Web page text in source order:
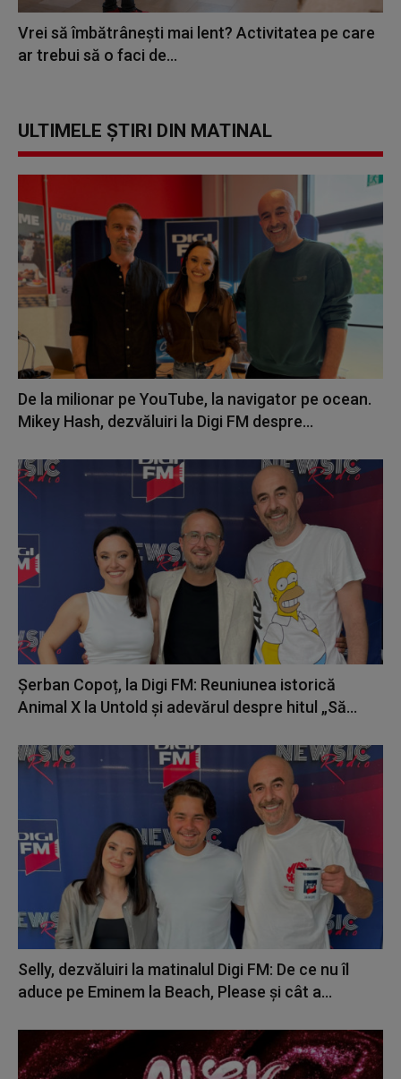
Vrei să îmbătrânești mai lent? Activitatea pe care
ar trebui să o faci de...
ULTIMELE ȘTIRI DIN MATINAL
De la milionar pe YouTube, la navigator pe ocean.
Mikey Hash, dezvăluiri la Digi FM despre...
Șerban Copoț, la Digi FM: Reuniunea istorică
Animal X la Untold și adevărul despre hitul „Să...
Selly, dezvăluiri la matinalul Digi FM: De ce nu îl
aduce pe Eminem la Beach, Please și cât a...